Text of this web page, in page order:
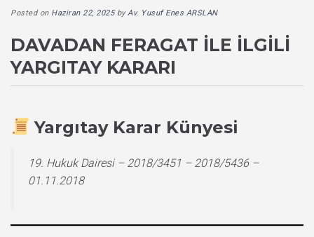
Posted on Haziran 22, 2025byAv. Yusuf Enes ARSLAN
DAVADAN FERAGAT ILE İLGILI
YARGITAY KARARI
Yargıtay Karar Künyesi
19. Hukuk Dairesi – 2018/3451 – 2018/5436 –
01.11.2018